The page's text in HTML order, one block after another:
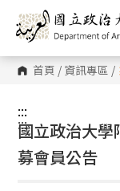
跳
到
主
內
容 首頁 / 資訊專區 /
:::
:::
國立政治大
募會員公告